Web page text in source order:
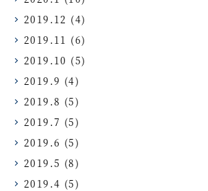
2019.12 (4)
2019.11 (6)
2019.10 (5)
2019.9 (4)
2019.8 (5)
2019.7 (5)
2019.6 (5)
2019.5 (8)
2019.4 (5)